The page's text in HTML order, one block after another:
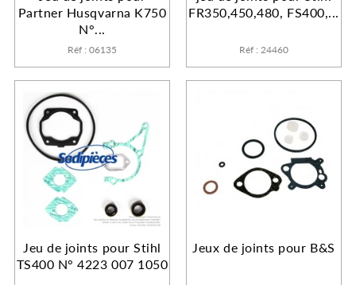
Partner Husqvarna K750
N°...
Réf : 06135
FR350,450,480, FS400,...
Réf : 24460
Jeu de joints pour Stihl
TS400 N° 4223 007 1050
Jeux de joints pour B&S